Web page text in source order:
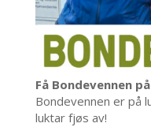
Få Bondevennen
Bondevennen er på
luktar fjøs av!